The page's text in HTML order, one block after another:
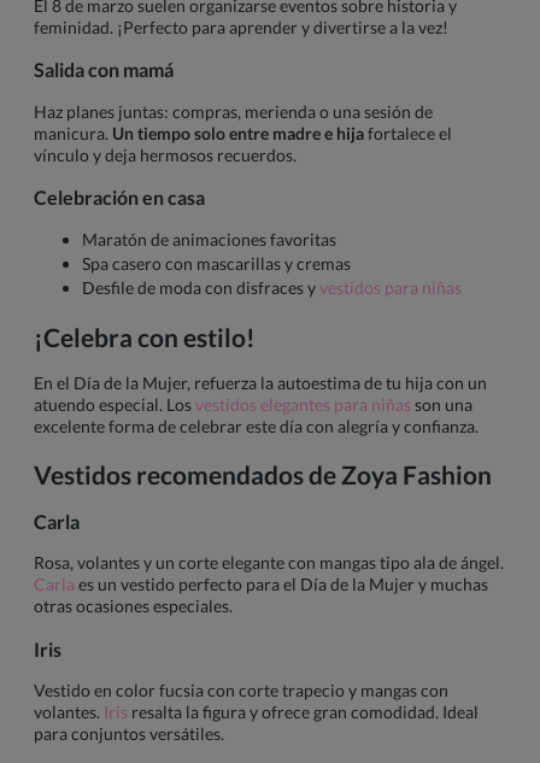
El 8 de marzo suelen organizarse eventos sobre historia y
feminidad. ¡Perfecto para aprender y divertirse a la vez!
Salida con mamá
Haz planes juntas: compras, merienda o una sesión de
manicura. Un tiempo solo entre madre e hijafortalece el
vínculo y deja hermosos recuerdos.
Celebración en casa
Maratón de animaciones favoritas
Spa casero con mascarillas y cremas
Desfile de moda con disfraces yvestidos para niñas
¡Celebra con estilo!
En el Día de la Mujer, refuerza la autoestima de tu hija con un
atuendo especial. Losvestidos elegantes para niñas son una
excelente forma de celebrar este día con alegría y confianza.
Vestidos recomendados de Zoya Fashion
Carla
Rosa, volantes y un corte elegante con mangas tipo ala de ángel.
Carla es un vestido perfecto para el Día de la Mujer y muchas
otras ocasiones especiales.
Iris
Vestido en color fucsia con corte trapecio y mangas con
volantes. Iris resalta la figura y ofrece gran comodidad. Ideal
para conjuntos versátiles.